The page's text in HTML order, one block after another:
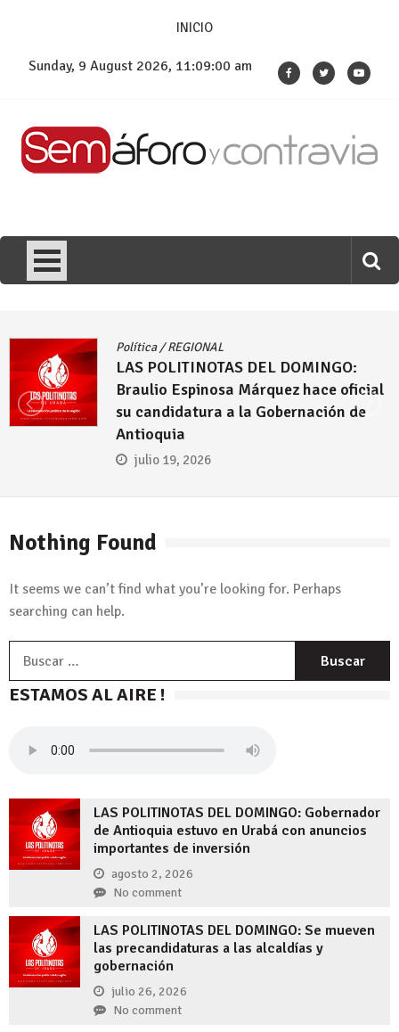
INICIO
Sunday, 9 August 2026, 11:09:00 am
Política/REGIONAL
LAS POLITINOTAS DEL DOMINGO:
Braulio Espinosa Márquez hace oficial
su candidatura a la Gobernación de
Antioquia
julio 19, 2026
Nothing Found
It seems we can’t find what you’re looking for. Perhaps
searching can help.
ESTAMOS AL AIRE !
LAS POLITINOTAS DEL DOMINGO: Gobernador
de Antioquia estuvo en Urabá con anuncios
importantes de inversión
agosto 2, 2026
No comment
LAS POLITINOTAS DEL DOMINGO: Se mueven
las precandidaturas a las alcaldías y
gobernación
julio 26, 2026
No comment